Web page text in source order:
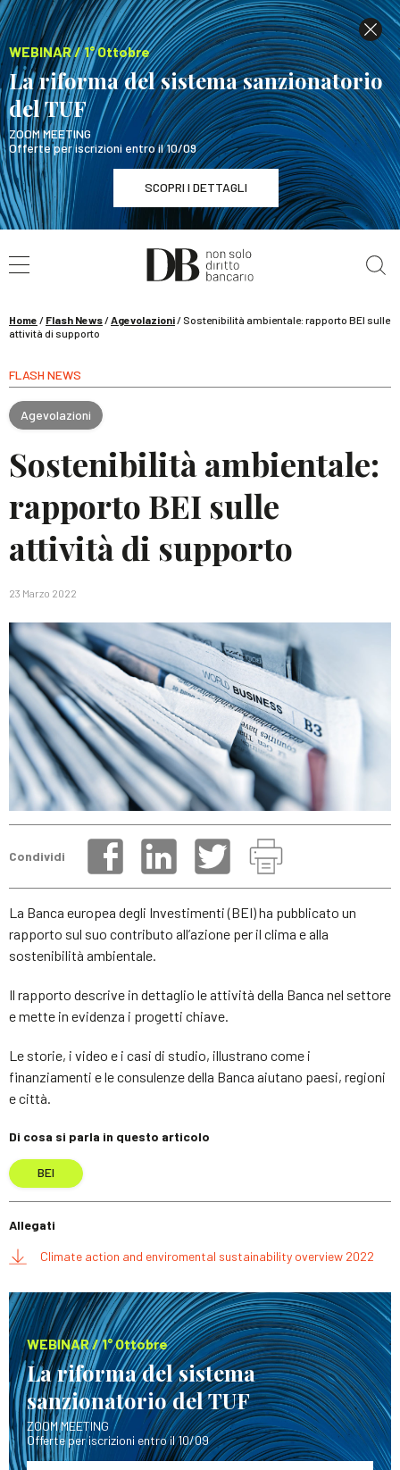
WEBINAR / 1° Ottobre
La riforma del sistema sanzionatorio
del TUF
ZOOM MEETING
Offerte per iscrizioni entro il 10/09
SCOPRI I DETTAGLI
WEBINAR / 1° Ottobre
La riforma del sistema sanzionatorio del TUF
Home / Flash News/Agevolazioni/ Sostenibilità ambientale: rapporto BEI sulle
attività di supporto
FLASH NEWS
Agevolazioni
Sostenibilità ambientale:
rapporto BEI sulle
attività di supporto
23 Marzo 2022
Condividi
La Banca europea degli Investimenti (BEI) ha pubblicato un
rapporto sul suo contributo all’azione per il clima e alla
sostenibilità ambientale.
Il rapporto descrive in dettaglio le attività della Banca nel settore
e mette in evidenza i progetti chiave.
Le storie, i video e i casi di studio, illustrano come i
finanziamenti e le consulenze della Banca aiutano paesi, regioni
e città.
Di cosa si parla in questo articolo
BEI
Allegati
Climate action and enviromental sustainability overview 2022
WEBINAR / 1° Ottobre
La riforma del sistema
sanzionatorio del TUF
ZOOM MEETING
Offerte per iscrizioni entro il 10/09